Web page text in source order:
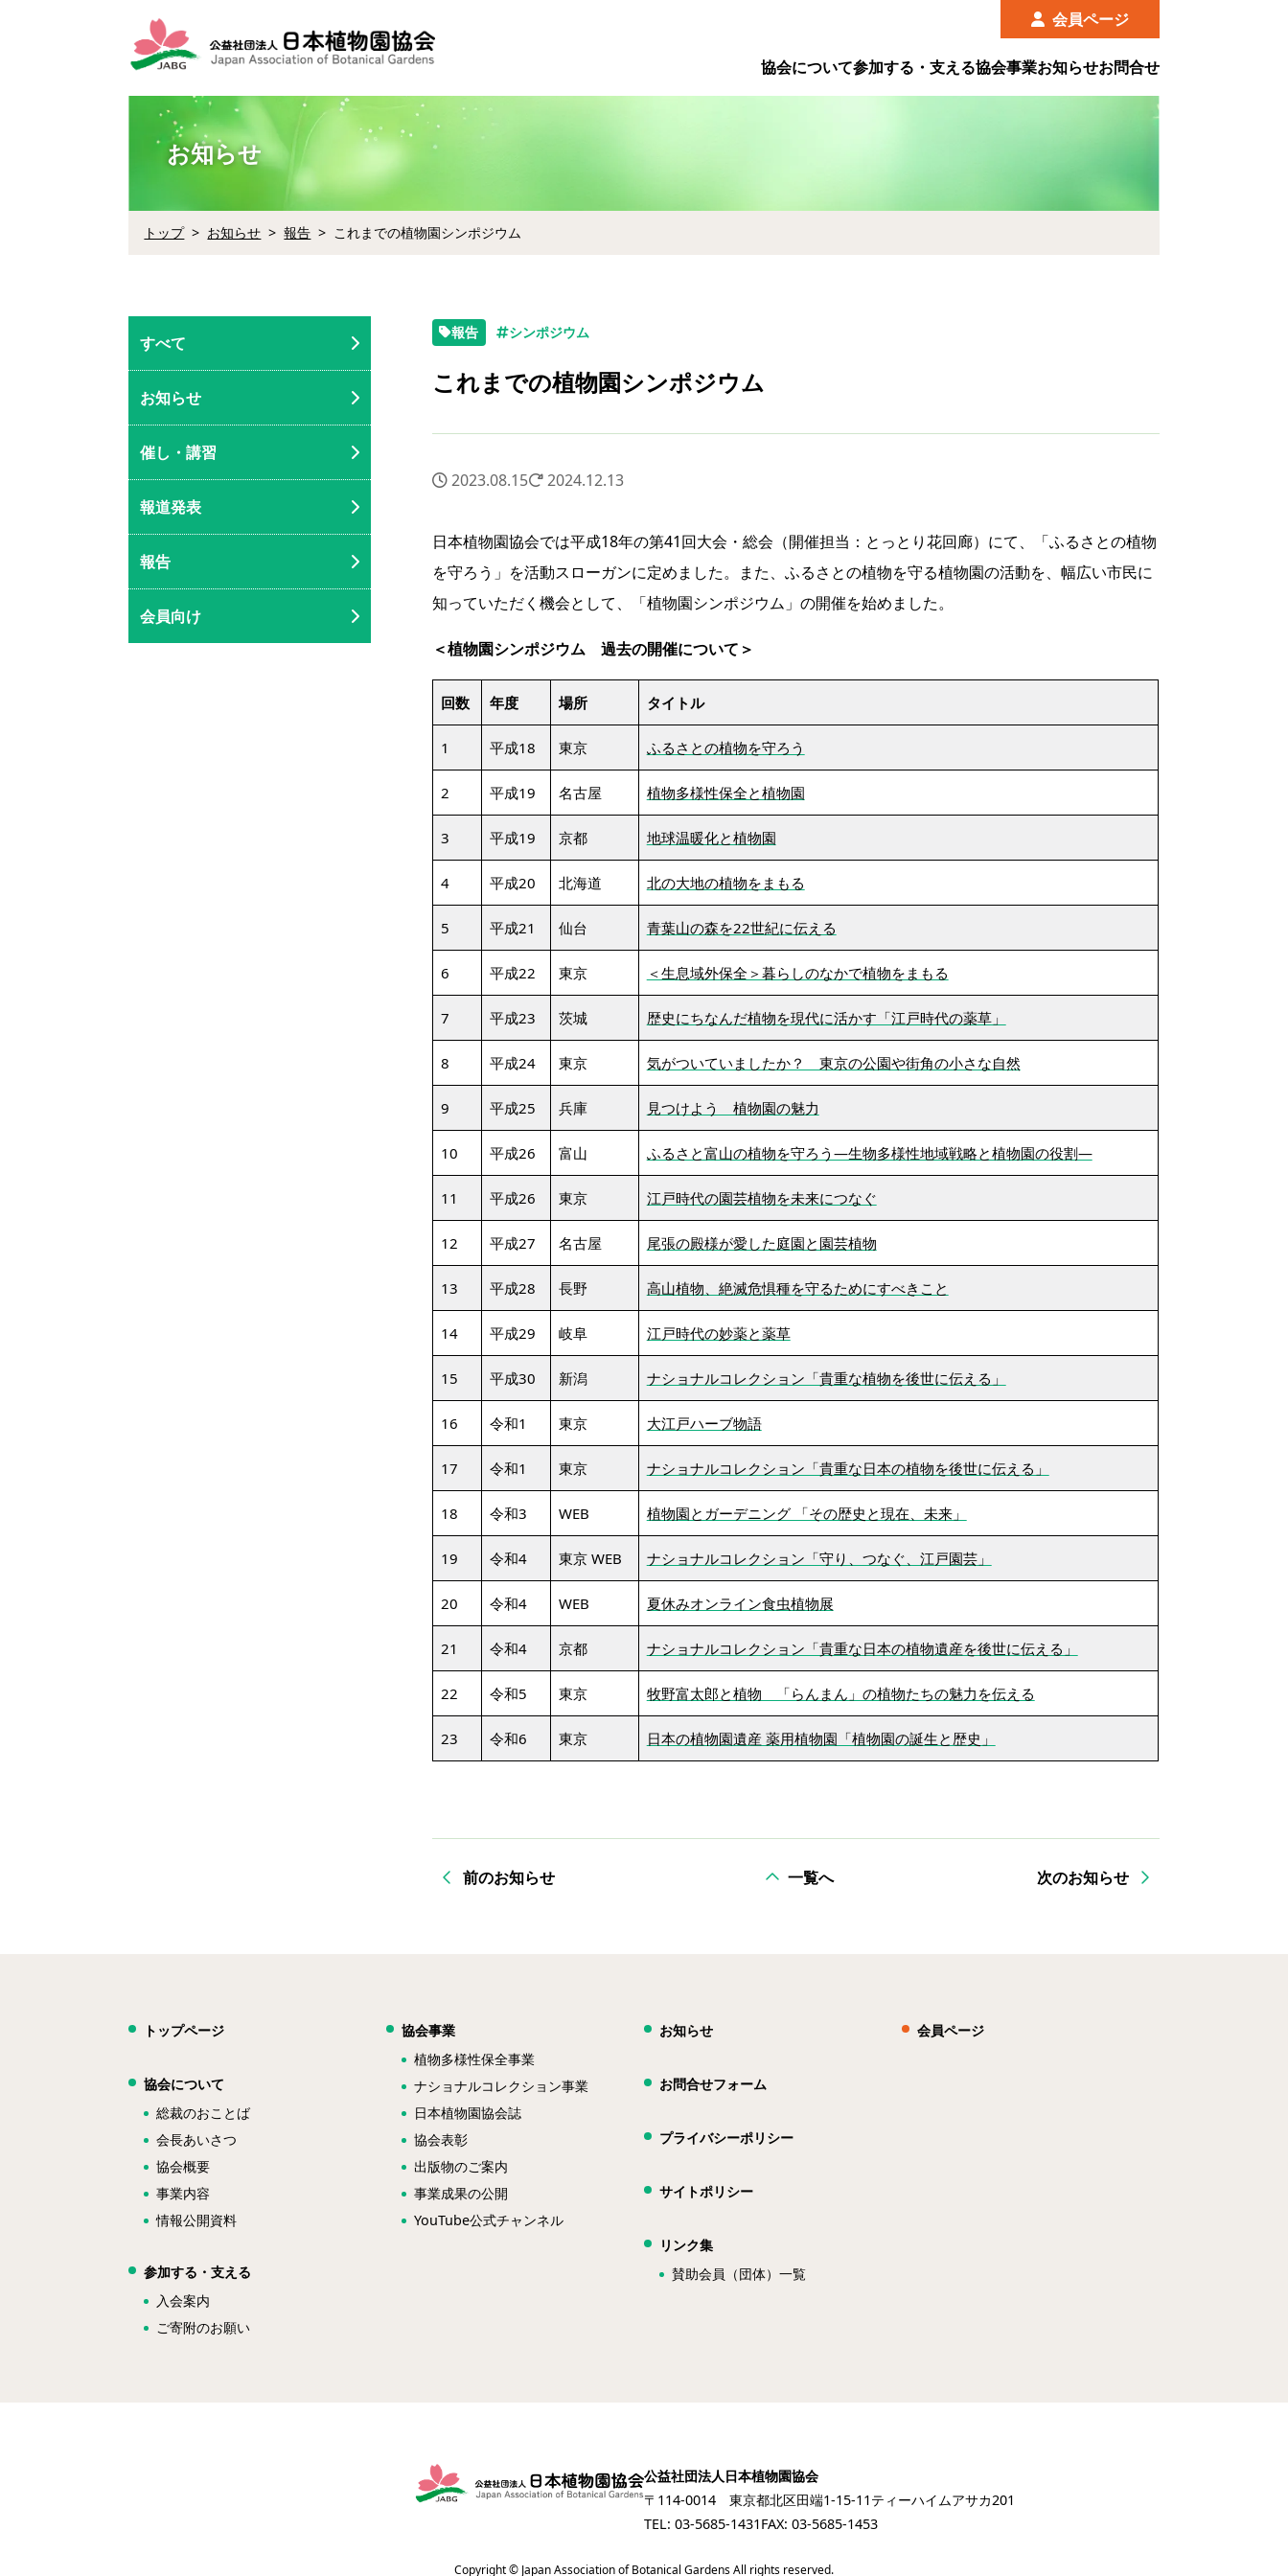
会員ページ
協会について
協会概要
参加する・支える
入会案内 協会事業
日本植物園協会誌
協会表彰
お知らせお問合せ
お知らせ
トップ お知らせ 報告 これまでの植物園シンポジウム
すべて
お知らせ
催し・講習
報道発表
報告
会員向け
報告 シンポジウム
これまでの植物園シンポジウム
2023.08.15 2024.12.13
日本植物園協会では平成18年の第41回大会・総会（開催担当：とっとり花回廊）にて、「ふるさとの植物
を守ろう」を活動スローガンに定めました。また、ふるさとの植物を守る植物園の活動を、幅広い市民に
知っていただく機会として、「植物園シンポジウム」の開催を始めました。
＜植物園シンポジウム 過去の開催について＞
回数 年度 場所 タイトル
1 平成18 東京 ふるさとの植物を守ろう
2 平成19 名古屋 植物多様性保全と植物園
3 平成19 京都 地球温暖化と植物園
4 平成20 北海道 北の大地の植物をまもる
5 平成21 仙台 青葉山の森を22世紀に伝える
6 平成22 東京 ＜生息域外保全＞暮らしのなかで植物をまもる
7 平成23 茨城 歴史にちなんだ植物を現代に活かす「江戸時代の薬草」
8 平成24 東京 気がついていましたか？ 東京の公園や街角の小さな自然
9 平成25 兵庫 見つけよう 植物園の魅力
10 平成26 富山 ふるさと富山の植物を守ろう―生物多様性地域戦略と植物園の役割―
11 平成26 東京 江戸時代の園芸植物を未来につなぐ
12 平成27 名古屋 尾張の殿様が愛した庭園と園芸植物
13 平成28 長野 高山植物、絶滅危惧種を守るためにすべきこと
14 平成29 岐阜 江戸時代の妙薬と薬草
15 平成30 新潟 ナショナルコレクション「貴重な植物を後世に伝える」
16 令和1 東京 大江戸ハーブ物語
17 令和1 東京 ナショナルコレクション「貴重な日本の植物を後世に伝える」
18 令和3 WEB 植物園とガーデニング 「その歴史と現在、未来」
19 令和4 東京 WEB ナショナルコレクション「守り、つなぐ、江戸園芸」
20 令和4 WEB 夏休みオンライン食虫植物展
21 令和4 京都 ナショナルコレクション「貴重な日本の植物遺産を後世に伝える」
22 令和5 東京 牧野富太郎と植物 「らんまん」の植物たちの魅力を伝える
23 令和6 東京 日本の植物園遺産 薬用植物園「植物園の誕生と歴史」
前のお知らせ 一覧へ 次のお知らせ
トップページ
協会について
総裁のおことば
会長あいさつ
協会概要
事業内容
情報公開資料
参加する・支える
入会案内
ご寄附のお願い
協会事業
植物多様性保全事業
ナショナルコレクション事業
日本植物園協会誌
協会表彰
出版物のご案内
事業成果の公開
YouTube公式チャンネル
お知らせ
お問合せフォーム
プライバシーポリシー
サイトポリシー
リンク集
賛助会員（団体）一覧
会員ページ
公益社団法人日本植物園協会
〒114-0014 東京都北区田端1-15-11ティーハイムアサカ201
TEL: 03-5685-1431FAX: 03-5685-1453
Copyright © Japan Association of Botanical Gardens All rights reserved.